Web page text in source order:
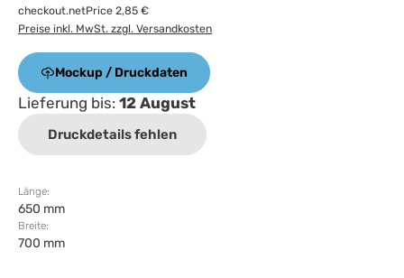
checkout.netPrice 2,85 €
Preise inkl. MwSt. zzgl. Versandkosten
Mockup / Druckdaten
Lieferung bis: 12 August
Druckdetails fehlen
Länge:
650 mm
Breite:
700 mm